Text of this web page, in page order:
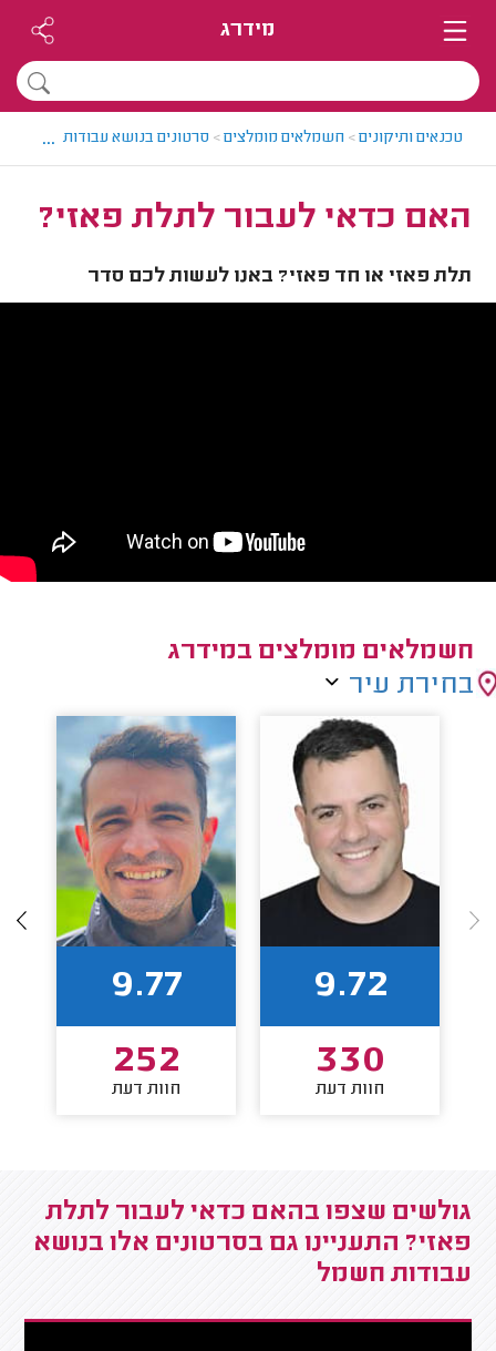
מידרג
טכנאים ותיקונים> חשמלאים מומלצים> סרטונים בנושא עבודות חשמל
...
האם כדאי לעבור לתלת פאזי?
תלת פאזי או חד פאזי? באנו לעשות לכם סדר
חשמלאים מומלצים במידרג
בחירת עיר
9.72
330
חוות דעת
9.77
252
חוות דעת
גולשים שצפו בהאם כדאי לעבור לתלת
פאזי? התעניינו גם בסרטונים אלו בנושא
עבודות חשמל